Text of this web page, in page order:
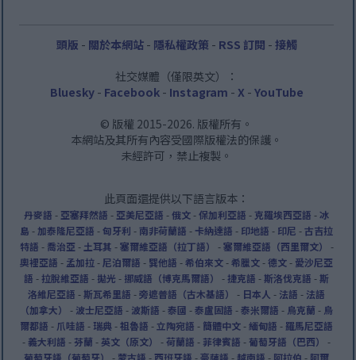
頭版 - 關於本網站- 隱私權政策- RSS 訂閱 - 接觸
社交媒體（僅限英文）：
Bluesky- Facebook- Instagram - X - YouTube
© 版權 2015-2026. 版權所有。
本網站及其所有內容受國際版權法的保護。
未經許可，禁止複製。
此頁面還提供以下語言版本：
丹麥語 - 亞塞拜然語 - 亞美尼亞語 -俄文-保加利亞語 -克羅埃西亞語 -冰
島 - 加泰隆尼亞語 -匈牙利 -南非荷蘭語 - 卡納達語 - 印地語 - 印尼 -古吉拉
特語 - 喬治亞 - 土耳其 -塞爾維亞語（拉丁語） -塞爾維亞語（西里爾文）
-
奧裡亞語 - 孟加拉- 尼泊爾語 - 巽他語 -希伯來文-希臘文- 德文- 愛沙尼亞
語 -拉脫維亞語 - 拋光 - 挪威語（博克馬爾語） -捷克語 -斯洛伐克語 -斯
洛維尼亞語 -斯瓦希里語 -旁遮普語（古木基語） - 日本人 - 法語 - 法語
（加拿大）
- 波士尼亞語 - 波斯語 -泰國 -泰盧固語 -泰米爾語 - 烏克蘭 - 烏
爾都語 - 爪哇語 - 瑞典-祖魯語 - 立陶宛語 - 簡體中文-緬甸語 -羅馬尼亞語
- 義大利語 - 芬蘭 - 英文（原文） -荷蘭語 - 菲律賓語 - 葡萄牙語（巴西）
-
葡萄牙語（葡萄牙）
- 蒙古語 -西班牙語 -豪薩語 - 越南語 - 阿拉伯 - 阿爾